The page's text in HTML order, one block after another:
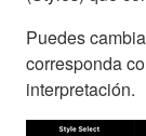
Puedes
corresponda
interpretación.